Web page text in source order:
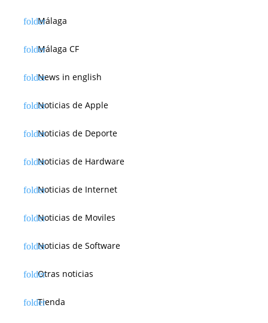
Málaga
Málaga CF
News in english
Noticias de Apple
Noticias de Deporte
Noticias de Hardware
Noticias de Internet
Noticias de Moviles
Noticias de Software
Otras noticias
Tienda